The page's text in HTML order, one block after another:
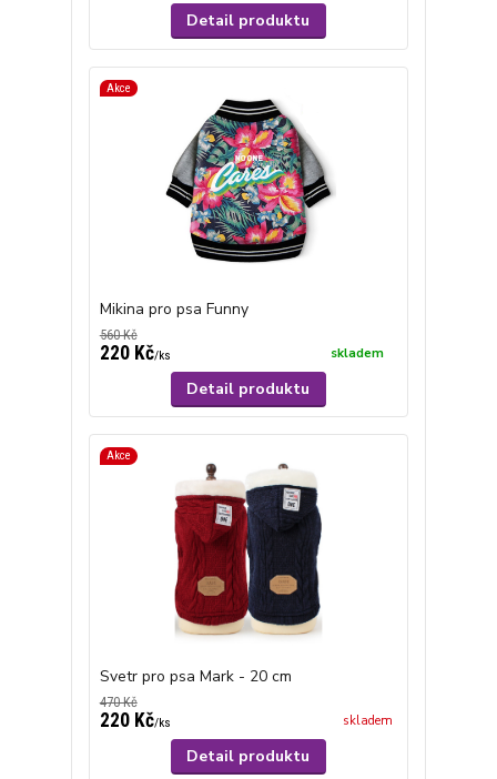
Detail produktu
Akce
Mikina pro psa Funny
560 Kč
220 Kč/ks skladem
Detail produktu
Akce
Svetr pro psa Mark - 20 cm
470 Kč
220 Kč/ks skladem
Detail produktu